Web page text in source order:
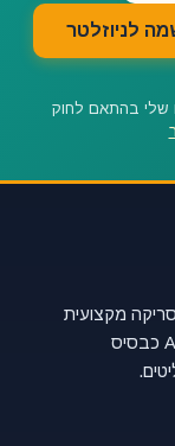
לניוזלטר
שלי בהתאם לחוק
סריקה מקצועית
של 50 עמודים, תובנות מפורטות, ומאמרי AI כבסיס